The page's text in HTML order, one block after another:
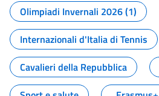
Olimpiadi Invernali 2026 (1)
Internazionali d'Italia di Tennis
Cavalieri della Repubblica